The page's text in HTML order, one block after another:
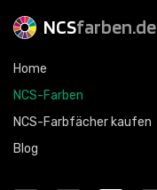
NCSfarben.de
Home
NCS-Farben
NCS-Farbfächer kaufen
Blog